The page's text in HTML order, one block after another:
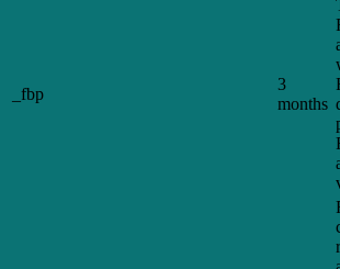
_fbp
3
months